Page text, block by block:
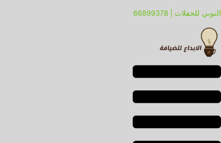
إلى
المحتوى
النوبي للحفلات | 66899378